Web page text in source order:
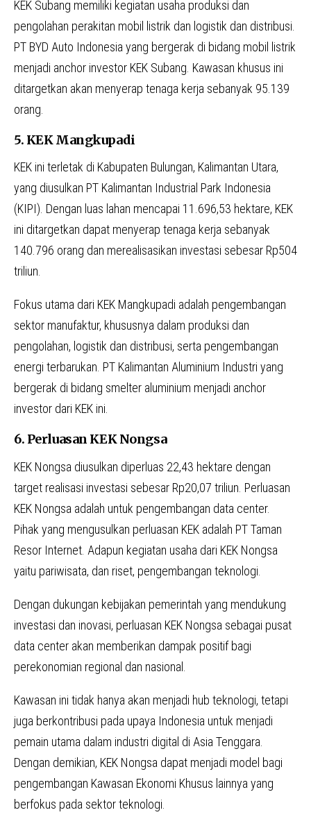
KEK Subang memiliki kegiatan usaha produksi dan
pengolahan perakitan mobil listrik dan logistik dan distribusi.
PT BYD Auto Indonesia yang bergerak di bidang mobil listrik
menjadi anchor investor KEK Subang. Kawasan khusus ini
ditargetkan akan menyerap tenaga kerja sebanyak 95.139
orang.
5. KEK Mangkupadi
KEK ini terletak di Kabupaten Bulungan, Kalimantan Utara,
yang diusulkan PT Kalimantan Industrial Park Indonesia
(KIPI). Dengan luas lahan mencapai 11.696,53 hektare, KEK
ini ditargetkan dapat menyerap tenaga kerja sebanyak
140.796 orang dan merealisasikan investasi sebesar Rp504
triliun.
Fokus utama dari KEK Mangkupadi adalah pengembangan
sektor manufaktur, khususnya dalam produksi dan
pengolahan, logistik dan distribusi, serta pengembangan
energi terbarukan. PT Kalimantan Aluminium Industri yang
bergerak di bidang smelter aluminium menjadi anchor
investor dari KEK ini.
6. Perluasan KEK Nongsa
KEK Nongsa diusulkan diperluas 22,43 hektare dengan
target realisasi investasi sebesar Rp20,07 triliun. Perluasan
KEK Nongsa adalah untuk pengembangan data center.
Pihak yang mengusulkan perluasan KEK adalah PT Taman
Resor Internet. Adapun kegiatan usaha dari KEK Nongsa
yaitu pariwisata, dan riset, pengembangan teknologi.
Dengan dukungan kebijakan pemerintah yang mendukung
investasi dan inovasi, perluasan KEK Nongsa sebagai pusat
data center akan memberikan dampak positif bagi
perekonomian regional dan nasional.
Kawasan ini tidak hanya akan menjadi hub teknologi, tetapi
juga berkontribusi pada upaya Indonesia untuk menjadi
pemain utama dalam industri digital di Asia Tenggara.
Dengan demikian, KEK Nongsa dapat menjadi model bagi
pengembangan Kawasan Ekonomi Khusus lainnya yang
berfokus pada sektor teknologi.